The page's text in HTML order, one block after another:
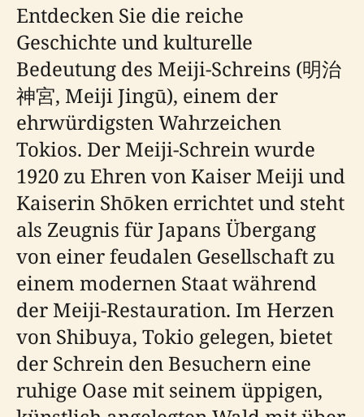
Entdecken Sie die reiche
Geschichte und kulturelle
Bedeutung des Meiji-Schreins (明治
神宮, Meiji Jingū), einem der
ehrwürdigsten Wahrzeichen
Tokios. Der Meiji-Schrein wurde
1920 zu Ehren von Kaiser Meiji und
Kaiserin Shōken errichtet und steht
als Zeugnis für Japans Übergang
von einer feudalen Gesellschaft zu
einem modernen Staat während
der Meiji-Restauration. Im Herzen
von Shibuya, Tokio gelegen, bietet
der Schrein den Besuchern eine
ruhige Oase mit seinem üppigen,